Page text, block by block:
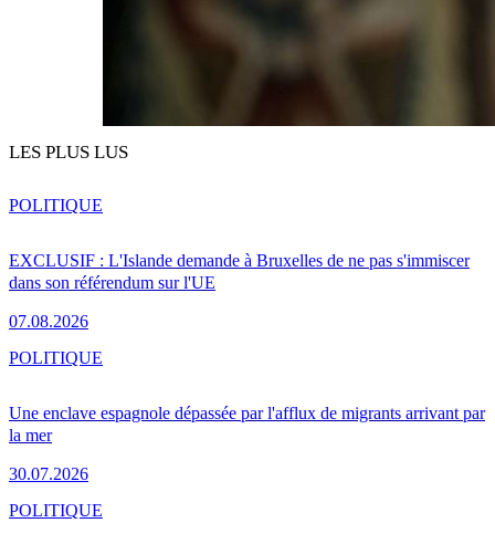
LES PLUS LUS
EXCLUSIF : L'Islande demande à Bruxelles de ne pas s'immiscer
dans son référendum sur l'UE
07.08.2026
POLITIQUE
Une enclave espagnole dépassée par l'afflux de migrants arrivant par
la mer
30.07.2026
POLITIQUE
POLITIQUE